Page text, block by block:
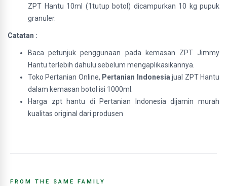
ZPT Hantu 10ml (1tutup botol) dicampurkan 10 kg pupuk
granuler.
Catatan :
Baca petunjuk penggunaan pada kemasan ZPT Jimmy
Hantu terlebih dahulu sebelum mengaplikasikannya.
Toko Pertanian Online, Pertanian Indonesia jual ZPT Hantu
dalam kemasan botol isi 1000ml.
Harga zpt hantu di Pertanian Indonesia dijamin murah
kualitas original dari produsen
FROM THE SAME FAMILY